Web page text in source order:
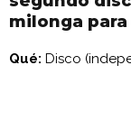
milonga
Qué: Disco